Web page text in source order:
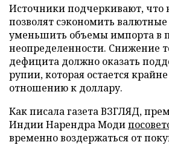
Источники подчеркивают, что
позволят сэкономить
уменьшить объемы импорта в
неопределенности. Снижение
дефицита должно оказать
рупии, которая остается
отношению к доллару.
Как писала газета ВЗГЛЯД,
Индии Нарендра Моди
временно воздержаться от